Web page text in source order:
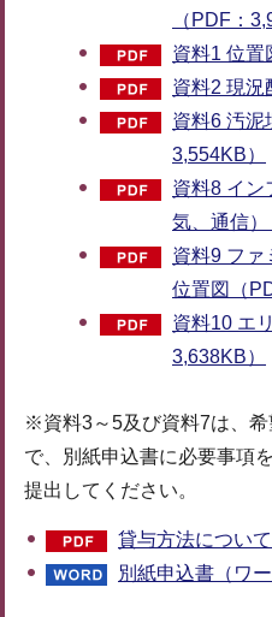
（PDF：
資料1 位置
資料2 現況
資料6 汚泥
3,554KB）
資料8 イン
気、通信）
資料9 ファ
位置図（
資料10 エ
3,638KB）
※資料3～5及び資料7は、
で、別紙申込書に必要事項
提出してください。
貸与方法につい
別紙申込書（ワ